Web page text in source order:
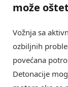
može
Vožnja sa
ozbiljnih
povećana
Detonacije